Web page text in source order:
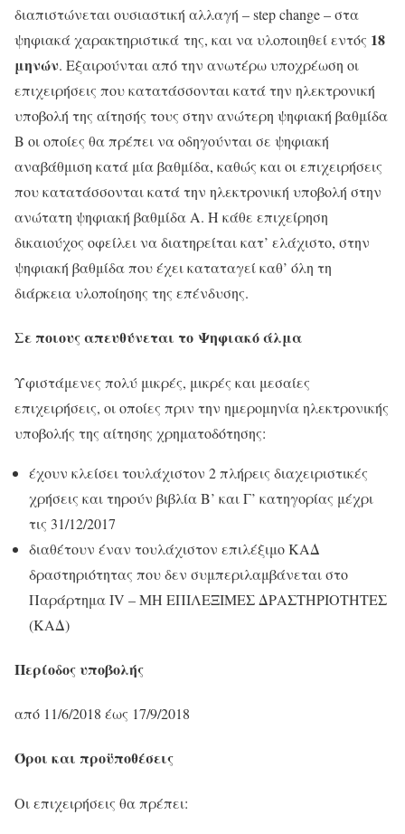
διαπιστώνεται ουσιαστική αλλαγή – step change – στα
ψηφιακά χαρακτηριστικά της, και να υλοποιηθεί εντός 18
μηνών. Εξαιρούνται από την ανωτέρω υποχρέωση οι
επιχειρήσεις που κατατάσσονται κατά την ηλεκτρονική
υποβολή της αίτησής τους στην ανώτερη ψηφιακή βαθμίδα
Β οι οποίες θα πρέπει να οδηγούνται σε ψηφιακή
αναβάθμιση κατά μία βαθμίδα, καθώς και οι επιχειρήσεις
που κατατάσσονται κατά την ηλεκτρονική υποβολή στην
ανώτατη ψηφιακή βαθμίδα Α. Η κάθε επιχείρηση
δικαιούχος οφείλει να διατηρείται κατ’ ελάχιστο, στην
ψηφιακή βαθμίδα που έχει καταταγεί καθ’ όλη τη
διάρκεια υλοποίησης της επένδυσης.
Σε ποιους απευθύνεται το Ψηφιακό άλμα
Υφιστάμενες πολύ μικρές, μικρές και μεσαίες
επιχειρήσεις, οι οποίες πριν την ημερομηνία ηλεκτρονικής
υποβολής της αίτησης χρηματοδότησης:
έχουν κλείσει τουλάχιστον 2 πλήρεις διαχειριστικές
χρήσεις και τηρούν βιβλία Β’ και Γ’ κατηγορίας μέχρι
τις 31/12/2017
διαθέτουν έναν τουλάχιστον επιλέξιμο ΚΑΔ
δραστηριότητας που δεν συμπεριλαμβάνεται στο
Παράρτημα ΙV – ΜΗ EΠΙΛΕΞΙΜΕΣ ΔΡΑΣΤΗΡΙΟΤΗΤΕΣ
(ΚΑΔ)
Περίοδος υποβολής
από 11/6/2018 έως 17/9/2018
Όροι και προϋποθέσεις
Οι επιχειρήσεις θα πρέπει: